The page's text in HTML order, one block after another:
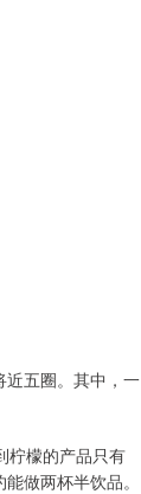
五圈。其中，一
柠檬的产品只有
做两杯半饮品。